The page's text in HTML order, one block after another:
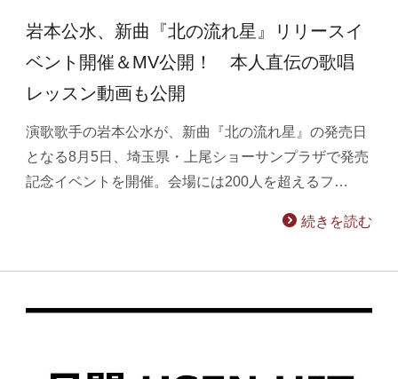
岩本公水、新曲『北の流れ星』リリースイ
ベント開催＆MV公開！ 本人直伝の歌唱
レッスン動画も公開
演歌歌手の岩本公水が、新曲『北の流れ星』の発売日
となる8月5日、埼玉県・上尾ショーサンプラザで発売
記念イベントを開催。会場には200人を超えるフ…
続きを読む